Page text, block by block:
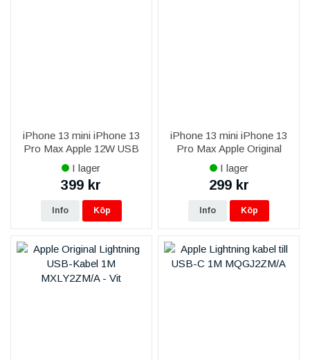
iPhone 13 mini iPhone 13
Pro Max Apple 12W USB
Strömadapter MGN03ZM/A
Original
I lager
399 kr
Info Köp
iPhone 13 mini iPhone 13
Pro Max Apple Original
Lightning till 3,5 mm-adapter
för hörlurar
I lager
299 kr
Info Köp